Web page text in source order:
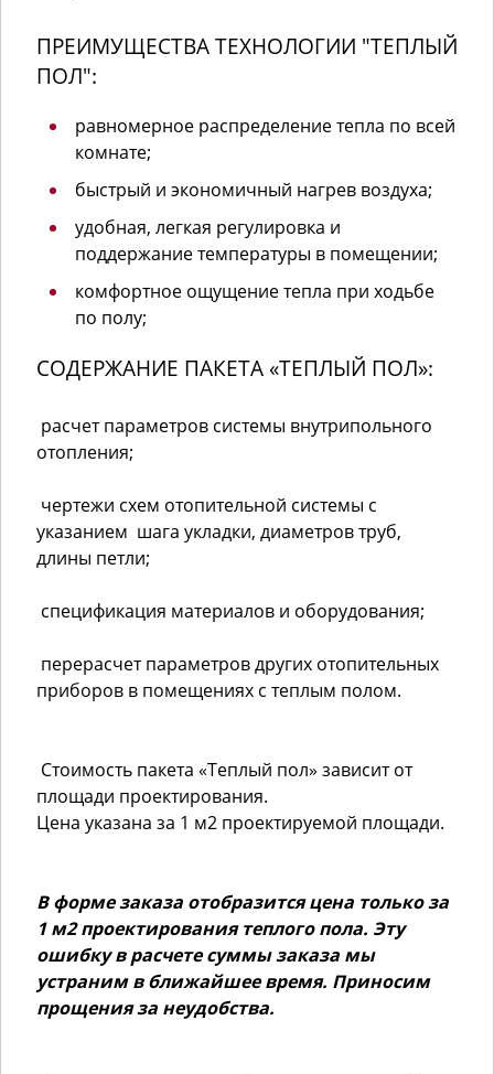
ПРЕИМУЩЕСТВА ТЕХНОЛОГИИ "ТЕПЛЫЙ
ПОЛ":
равномерное распределение тепла по всей
комнате;
быстрый и экономичный нагрев воздуха;
удобная, легкая регулировка и
поддержание температуры в помещении;
комфортное ощущение тепла при ходьбе
по полу;
СОДЕРЖАНИЕ ПАКЕТА «ТЕПЛЫЙ ПОЛ»:
расчет параметров системы внутрипольного
отопления;
чертежи схем отопительной системы с
указанием шага укладки, диаметров труб,
длины петли;
спецификация материалов и оборудования;
перерасчет параметров других отопительных
приборов в помещениях с теплым полом.
Стоимость пакета «Теплый пол» зависит от
площади проектирования.
Цена указана за 1 м2 проектируемой площади.
В форме заказа отобразится цена только за
1 м2 проектирования теплого пола. Эту
ошибку в расчете суммы заказа мы
устраним в ближайшее время. Приносим
прощения за неудобства.